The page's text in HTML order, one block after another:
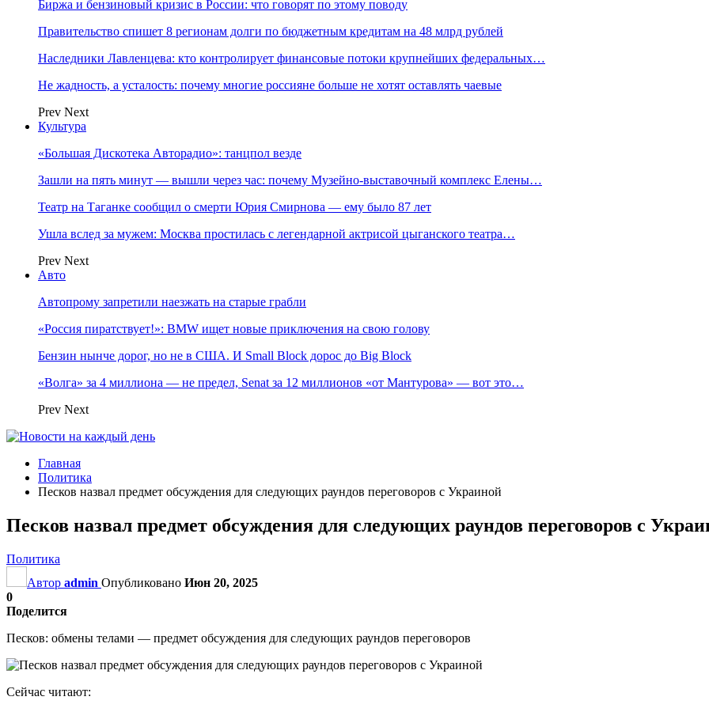
Биржа и бензиновый кризис в России: что говорят по этому поводу
Правительство спишет 8 регионам долги по бюджетным кредитам на 48 млрд рублей
Наследники Лавленцева: кто контролирует финансовые потоки крупнейших федеральных…
Не жадность, а усталость: почему многие россияне больше не хотят оставлять чаевые
Prev Next
Культура
«Большая Дискотека Авторадио»: танцпол везде
Зашли на пять минут — вышли через час: почему Музейно-выставочный комплекс Елены…
Театр на Таганке сообщил о смерти Юрия Смирнова — ему было 87 лет
Ушла вслед за мужем: Москва простилась с легендарной актрисой цыганского театра…
Prev Next
Авто
Автопрому запретили наезжать на старые грабли
«Россия пиратствует!»: BMW ищет новые приключения на свою голову
Бензин нынче дорог, но не в США. И Small Block дорос до Big Block
«Волга» за 4 миллиона — не предел, Senat за 12 миллионов «от Мантурова» — вот это…
Prev Next
Главная
Политика
Песков назвал предмет обсуждения для следующих раундов переговоров с Украиной
Песков назвал предмет обсуждения для следующих раундов переговоров с
Политика
Автор admin Опубликовано Июн 20, 2025
0
Поделится
Песков: обмены телами — предмет обсуждения для следующих раундов переговоров
Сейчас читают: